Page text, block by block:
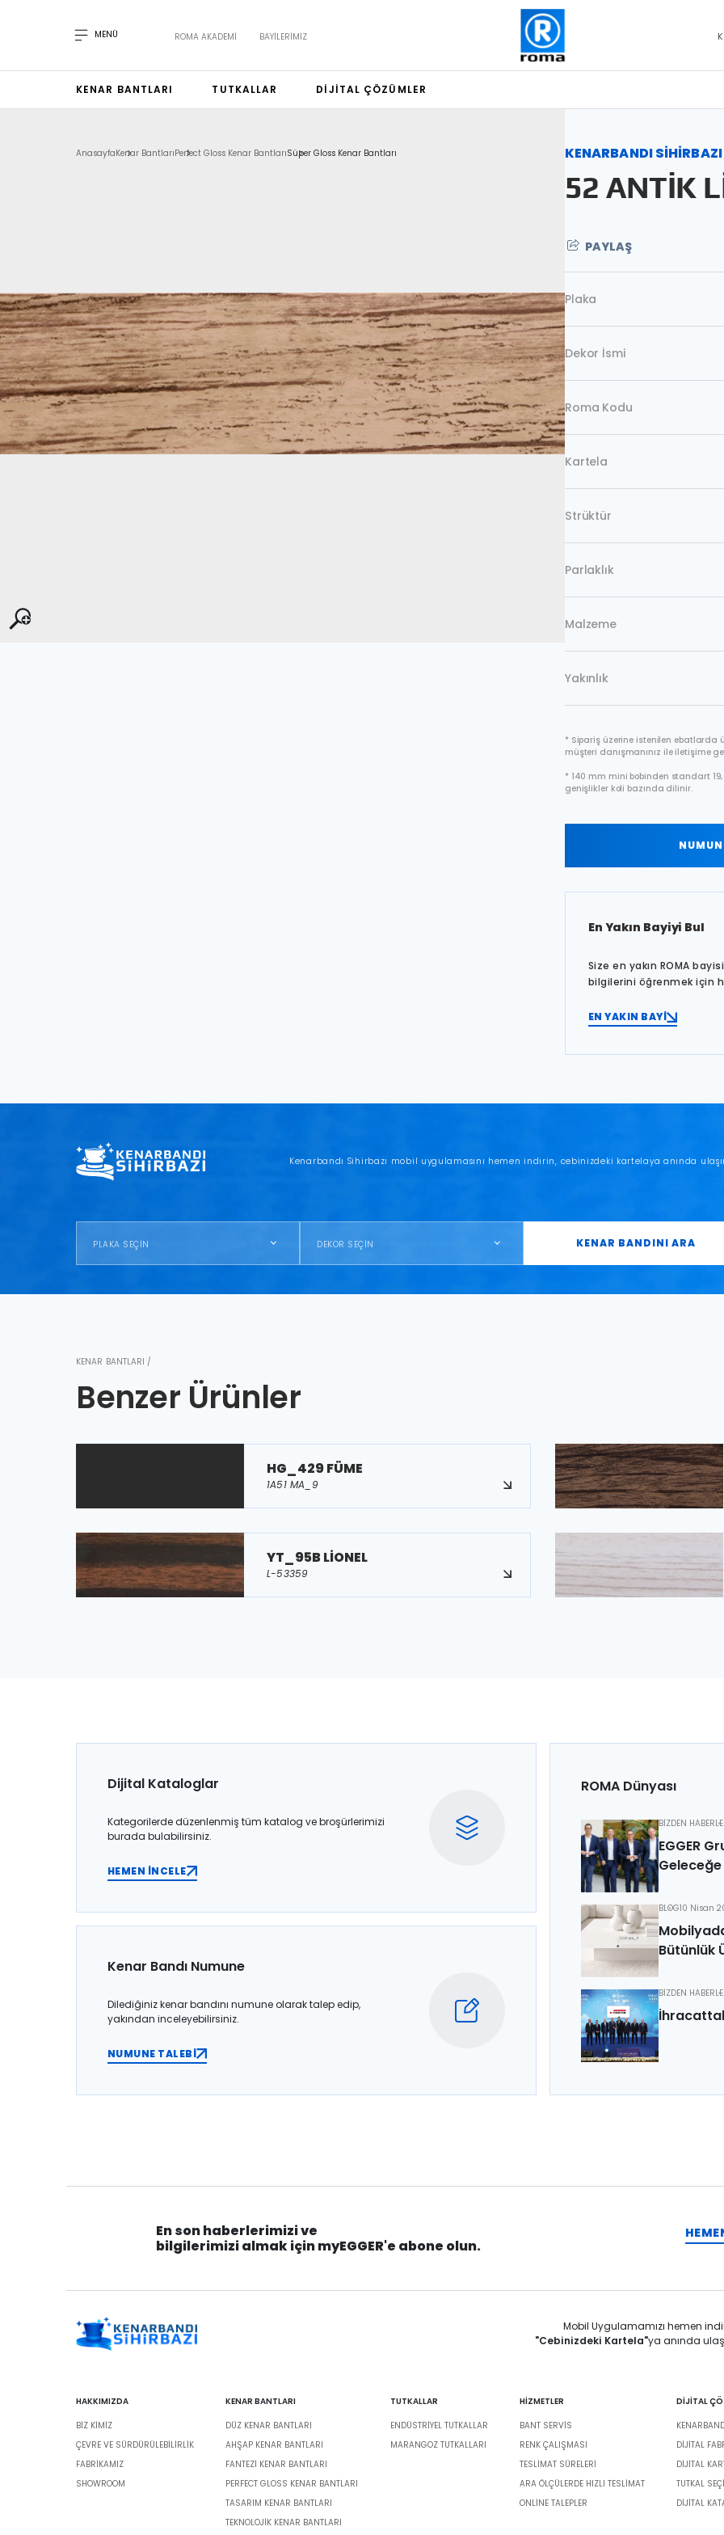
MENÜ ROMA AKADEMI BAYILERIMIZ
KENAR BANTLARI TUTKALLAR DIJITAL ÇÖZÜMLER
AnasayfaKenar BantlarıPerfect Gloss Kenar BantlarıSüper Gloss Kenar Bantları KENARBANDI SİHİRBAZI
52 ANTİK
PAYLAŞ
Plaka
Dekor İsmi
Roma Kodu
Kartela
Strüktür
Parlaklık
Malzeme
Yakınlık
* Sipariş üzerine istenilen ebatlarda
müşteri danışmanınız ile iletişime
* 140 mm mini bobinden standart
genişlikler koli bazında dilinir.
En Yakın Bayiyi Bul
Size en yakın ROMA
bilgilerini öğrenmek için
EN YAKIN BAYİ
Kenarbandı Sihirbazı mobil uygulamasını hemen indirin, cebinizdeki kartelaya anında
PLAKA SEÇİN DEKOR SEÇİN KENAR BANDINI ARA
KENAR BANTLARI /
Benzer Ürünler
HG_429 FÜME
1A51 MA_9
YT_95B LİONEL
L-53359
Dijital Kataloglar
Kategorilerde düzenlenmiş tüm katalog ve broşürlerimizi
burada bulabilirsiniz.
HEMEN İNCELE
Kenar Bandı Numune
Dilediğiniz kenar bandını numune olarak talep edip,
yakından inceleyebilirsiniz.
NUMUNE TALEBİ
ROMA Dünyası
BİZDEN
EGGER
Geleceğe
BLOG10 Nisan
Bütünlük
BİZDEN
En son haberlerimizi ve
bilgilerimizi almak için myEGGER'e abone olun.
Mobil Uygulamamızı hemen
"Cebinizdeki Kartela"ya anında
HAKKIMIZDA
BIZ KIMIZ
ÇEVRE VE SÜRDÜRÜLEBILIRLIK
FABRİKAMIZ
SHOWROOM
KENAR BANTLARI
DÜZ KENAR BANTLARI
AHŞAP KENAR BANTLARI
FANTEZI KENAR BANTLARI
PERFECT GLOSS KENAR BANTLARI
TASARIM KENAR BANTLARI
TEKNOLOJIK KENAR BANTLARI
TUTKALLAR
ENDÜSTRIYEL TUTKALLAR
MARANGOZ TUTKALLARI
HİZMETLER
BANT SERVIS
RENK ÇALIŞMASI
TESLIMAT SÜRELERI
ARA ÖLÇÜLERDE HIZLI TESLIMAT
ONLINE TALEPLER
DİJİTAL
DIJITAL
DİJİTAL
TUTKAL
DIJITAL